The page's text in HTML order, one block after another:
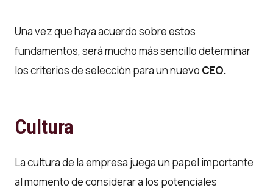
Una vez que haya acuerdo sobre estos
fundamentos, será mucho más sencillo determinar
los criterios de selección para un nuevo CEO.
Cultura
La cultura de la empresa juega un papel importante
al momento de considerar a los potenciales